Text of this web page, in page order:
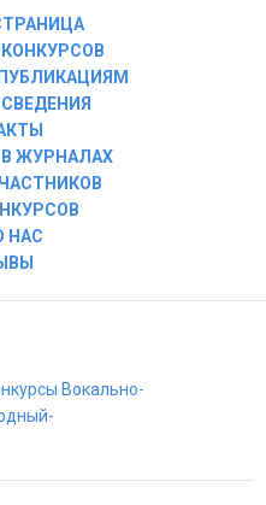
ЖУРНАЛАХ
НАС
Вокально-